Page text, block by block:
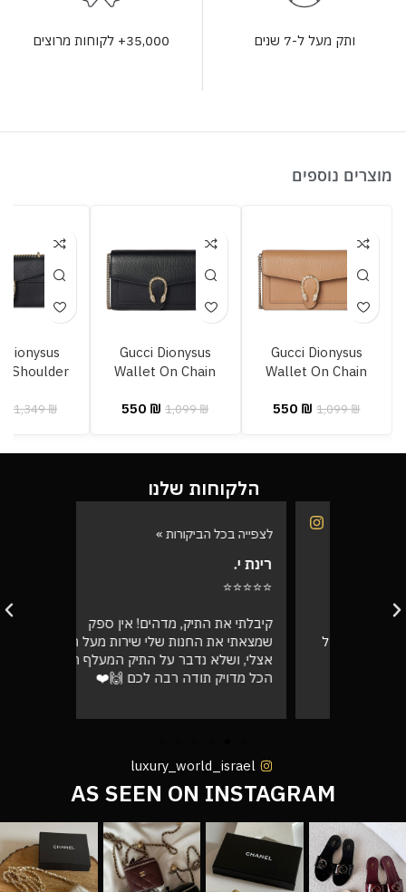
ותק מעל ל-7 שנים 35,000+ לקוחות מרוצים
מוצרים נוספים
Gucci Dionysus
Wallet On Chain
1,099₪
550 ₪
Gucci Dionysus
Wallet On Chain
1,099₪
550 ₪
Dionysus
Shoulder
1,349₪
הלקוחות שלנו
לצפייה בכל הביקורות »
⭐⭐⭐⭐⭐
קיבלתי את התיק, מדהים! אין ספק
שמצאתי את החנות שלי שירות מעל הכל
אצלי, ושלא נדבר על התיק המעלף הזה.
הכל מדויק תודה רבה לכם 🙌❤️
luxury_world_israel
AS SEEN ON INSTAGRAM